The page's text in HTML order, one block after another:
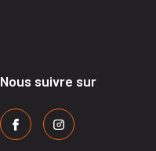
Nous suivre sur